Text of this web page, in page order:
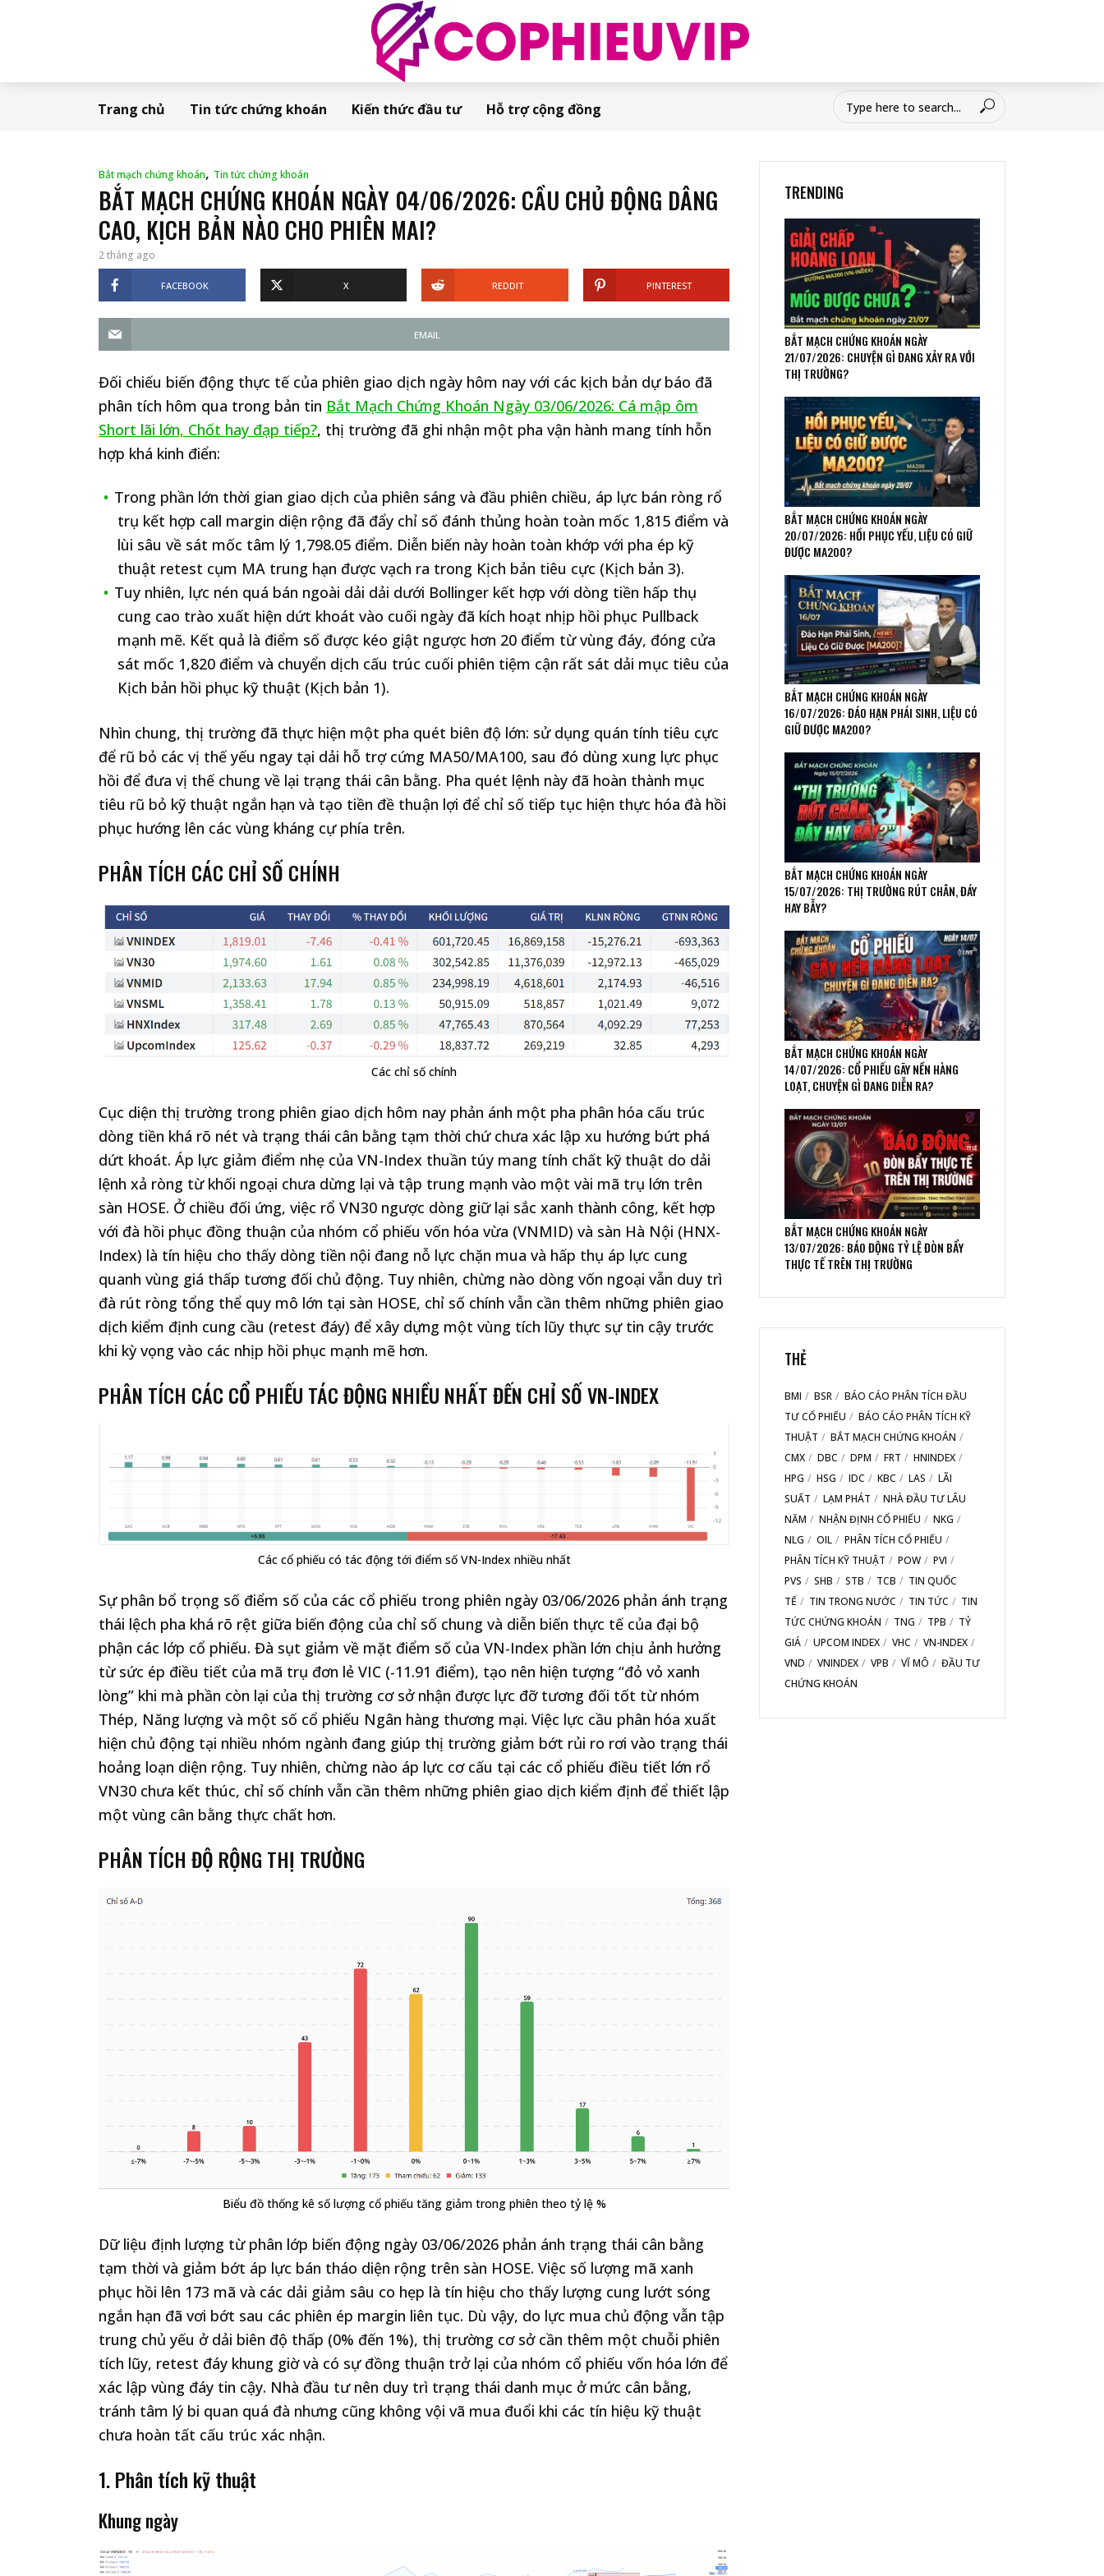
Trang chủ Tin tức chứng khoán Kiến thức đầu tư Hỗ trợ cộng đồng
Bắt mạch chứng khoán, Tin tức chứng khoán
BẮT MẠCH CHỨNG KHOÁN NGÀY 04/06/2026: CẦU CHỦ ĐỘNG DÂNG
CAO, KỊCH BẢN NÀO CHO PHIÊN MAI?
2 tháng ago
FACEBOOK X REDDIT PINTEREST
EMAIL
Đối chiếu biến động thực tế của phiên giao dịch ngày hôm nay với các kịch bản dự báo đã
phân tích hôm qua trong bản tin Bắt Mạch Chứng Khoán Ngày 03/06/2026: Cá mập ôm
Short lãi lớn, Chốt hay đạp tiếp?, thị trường đã ghi nhận một pha vận hành mang tính hỗn
hợp khá kinh điển:
Trong phần lớn thời gian giao dịch của phiên sáng và đầu phiên chiều, áp lực bán ròng rổ
trụ kết hợp call margin diện rộng đã đẩy chỉ số đánh thủng hoàn toàn mốc 1,815 điểm và
lùi sâu về sát mốc tâm lý 1,798.05 điểm. Diễn biến này hoàn toàn khớp với pha ép kỹ
thuật retest cụm MA trung hạn được vạch ra trong Kịch bản tiêu cực (Kịch bản 3).
Tuy nhiên, lực nén quá bán ngoài dải dải dưới Bollinger kết hợp với dòng tiền hấp thụ
cung cao trào xuất hiện dứt khoát vào cuối ngày đã kích hoạt nhịp hồi phục Pullback
mạnh mẽ. Kết quả là điểm số được kéo giật ngược hơn 20 điểm từ vùng đáy, đóng cửa
sát mốc 1,820 điểm và chuyển dịch cấu trúc cuối phiên tiệm cận rất sát dải mục tiêu của
Kịch bản hồi phục kỹ thuật (Kịch bản 1).
Nhìn chung, thị trường đã thực hiện một pha quét biên độ lớn: sử dụng quán tính tiêu cực
để rũ bỏ các vị thế yếu ngay tại dải hỗ trợ cứng MA50/MA100, sau đó dùng xung lực phục
hồi để đưa vị thế chung về lại trạng thái cân bằng. Pha quét lệnh này đã hoàn thành mục
tiêu rũ bỏ kỹ thuật ngắn hạn và tạo tiền đề thuận lợi để chỉ số tiếp tục hiện thực hóa đà hồi
phục hướng lên các vùng kháng cự phía trên.
PHÂN TÍCH CÁC CHỈ SỐ CHÍNH
Các chỉ số chính
Cục diện thị trường trong phiên giao dịch hôm nay phản ánh một pha phân hóa cấu trúc
dòng tiền khá rõ nét và trạng thái cân bằng tạm thời chứ chưa xác lập xu hướng bứt phá
dứt khoát. Áp lực giảm điểm nhẹ của VN-Index thuần túy mang tính chất kỹ thuật do dải
lệnh xả ròng từ khối ngoại chưa dừng lại và tập trung mạnh vào một vài mã trụ lớn trên
sàn HOSE. Ở chiều đối ứng, việc rổ VN30 ngược dòng giữ lại sắc xanh thành công, kết hợp
với đà hồi phục đồng thuận của nhóm cổ phiếu vốn hóa vừa (VNMID) và sàn Hà Nội (HNX-
Index) là tín hiệu cho thấy dòng tiền nội đang nỗ lực chặn mua và hấp thụ áp lực cung
quanh vùng giá thấp tương đối chủ động. Tuy nhiên, chừng nào dòng vốn ngoại vẫn duy trì
đà rút ròng tổng thể quy mô lớn tại sàn HOSE, chỉ số chính vẫn cần thêm những phiên giao
dịch kiểm định cung cầu (retest đáy) để xây dựng một vùng tích lũy thực sự tin cậy trước
khi kỳ vọng vào các nhịp hồi phục mạnh mẽ hơn.
PHÂN TÍCH CÁC CỔ PHIẾU TÁC ĐỘNG NHIỀU NHẤT ĐẾN CHỈ SỐ VN-INDEX
Các cổ phiếu có tác động tới điểm số VN-Index nhiều nhất
Sự phân bổ trọng số điểm số của các cổ phiếu trong phiên ngày 03/06/2026 phản ánh trạng
thái lệch pha khá rõ rệt giữa biến động của chỉ số chung và diễn biến thực tế của đại bộ
phận các lớp cổ phiếu. Đà sụt giảm về mặt điểm số của VN-Index phần lớn chịu ảnh hưởng
từ sức ép điều tiết của mã trụ đơn lẻ VIC (-11.91 điểm), tạo nên hiện tượng “đỏ vỏ xanh
lòng” khi mà phần còn lại của thị trường cơ sở nhận được lực đỡ tương đối tốt từ nhóm
Thép, Năng lượng và một số cổ phiếu Ngân hàng thương mại. Việc lực cầu phân hóa xuất
hiện chủ động tại nhiều nhóm ngành đang giúp thị trường giảm bớt rủi ro rơi vào trạng thái
hoảng loạn diện rộng. Tuy nhiên, chừng nào áp lực cơ cấu tại các cổ phiếu điều tiết lớn rổ
VN30 chưa kết thúc, chỉ số chính vẫn cần thêm những phiên giao dịch kiểm định để thiết lập
một vùng cân bằng thực chất hơn.
PHÂN TÍCH ĐỘ RỘNG THỊ TRƯỜNG
Biểu đồ thống kê số lượng cổ phiếu tăng giảm trong phiên theo tỷ lệ %
Dữ liệu định lượng từ phân lớp biến động ngày 03/06/2026 phản ánh trạng thái cân bằng
tạm thời và giảm bớt áp lực bán tháo diện rộng trên sàn HOSE. Việc số lượng mã xanh
phục hồi lên 173 mã và các dải giảm sâu co hẹp là tín hiệu cho thấy lượng cung lướt sóng
ngắn hạn đã vơi bớt sau các phiên ép margin liên tục. Dù vậy, do lực mua chủ động vẫn tập
trung chủ yếu ở dải biên độ thấp (0% đến 1%), thị trường cơ sở cần thêm một chuỗi phiên
tích lũy, retest đáy khung giờ và có sự đồng thuận trở lại của nhóm cổ phiếu vốn hóa lớn để
xác lập vùng đáy tin cậy. Nhà đầu tư nên duy trì trạng thái danh mục ở mức cân bằng,
tránh tâm lý bi quan quá đà nhưng cũng không vội vã mua đuổi khi các tín hiệu kỹ thuật
chưa hoàn tất cấu trúc xác nhận.
1. Phân tích kỹ thuật
Khung ngày
TRENDING
BẮT MẠCH CHỨNG KHOÁN NGÀY
21/07/2026: CHUYỆN GÌ ĐANG XẢY RA VỚI
THỊ TRƯỜNG?
BẮT MẠCH CHỨNG KHOÁN NGÀY
20/07/2026: HỒI PHỤC YẾU, LIỆU CÓ GIỮ
ĐƯỢC MA200?
BẮT MẠCH CHỨNG KHOÁN NGÀY
16/07/2026: ĐÁO HẠN PHÁI SINH, LIỆU CÓ
GIỮ ĐƯỢC MA200?
BẮT MẠCH CHỨNG KHOÁN NGÀY
15/07/2026: THỊ TRƯỜNG RÚT CHÂN, ĐÁY
HAY BẪY?
BẮT MẠCH CHỨNG KHOÁN NGÀY
14/07/2026: CỔ PHIẾU GÃY NỀN HÀNG
LOẠT, CHUYỆN GÌ ĐANG DIỄN RA?
BẮT MẠCH CHỨNG KHOÁN NGÀY
13/07/2026: BÁO ĐỘNG TỶ LỆ ĐÒN BẨY
THỰC TẾ TRÊN THỊ TRƯỜNG
THẺ
BMI BSR
BÁO CÁO PHÂN TÍCH ĐẦU
TƯ CỔ PHIẾU
BÁO CÁO PHÂN TÍCH KỸ
THUẬT
BẮT MẠCH CHỨNG KHOÁN
CMX
DBC DPM FRT
HNINDEX
HPG
HSG IDC KBC LAS
LÃI
SUẤT
LẠM PHÁT
NHÀ ĐẦU TƯ LÂU
NĂM
NHẬN ĐỊNH CỔ PHIẾU
NKG
NLG
OIL
PHÂN TÍCH CỔ PHIẾU
PHÂN TÍCH KỸ THUẬT
POW
PVI
PVS
SHB STB TCB
TIN QUỐC
TẾ
TIN TRONG NƯỚC TIN TỨC
TIN
TỨC CHỨNG KHOÁN
TNG TPB
TỶ
GIÁ
UPCOM INDEX VHC
VN-INDEX
VND
VNINDEX VPB VĨ MÔ
ĐẦU TƯ
CHỨNG KHOÁN